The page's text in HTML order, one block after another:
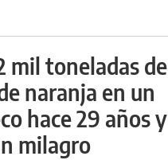
mil toneladas de
naranja en un
hace 29 años y
milagro